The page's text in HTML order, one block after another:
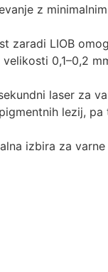
z
zaradi LIOB
0,1–0,2
laser za
lezij,
izbira za